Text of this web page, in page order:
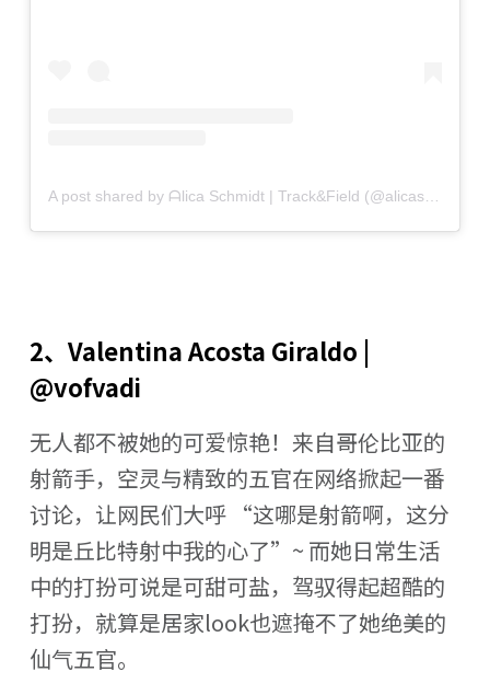
A post shared by ᗩlica Ѕchmidt | Track&Field (@alicasmd)
2、Valentina Acosta Giraldo |
@vofvadi
无人都不被她的可爱惊艳！来自哥伦比亚的
射箭手，空灵与精致的五官在网络掀起一番
讨论，让网民们大呼 “这哪是射箭啊，这分
明是丘比特射中我的心了”~ 而她日常生活
中的打扮可说是可甜可盐，驾驭得起超酷的
打扮，就算是居家look也遮掩不了她绝美的
仙气五官。